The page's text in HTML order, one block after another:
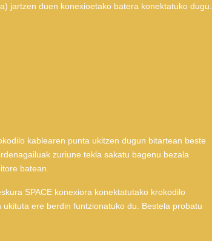
jartzen duen konexioetako batera konektatuko dugu.
kablearen punta ukitzen dugun bitartean beste
zuriune tekla sakatu bagenu bezala
batean.
SPACE konexiora konektatutako krokodilo
ere berdin funtzionatuko du. Bestela probatu